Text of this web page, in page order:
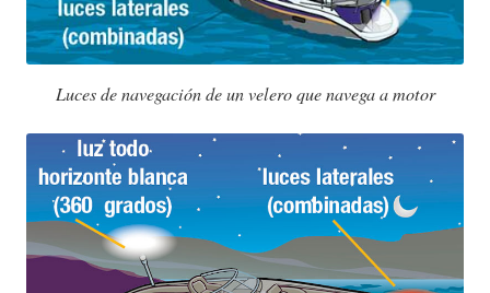
Luces de navegación de un velero que navega a motor